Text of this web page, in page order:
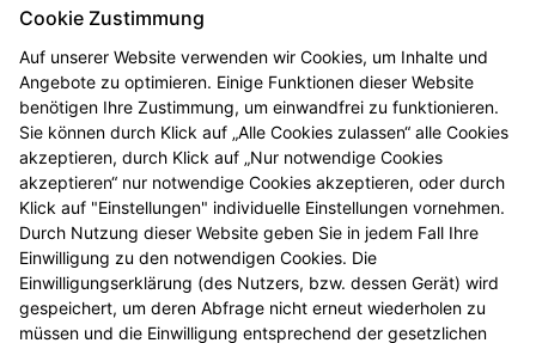
Bin ich als gesetzlich Versicherte:r
verpflichtet, die ePA zu nutzen?
Wie widerspreche ich der ePA („Opt-
out“)?
Werden meine Gesundheitsdaten zu
Forschungszwecken genutzt?
Kann ich die ePA nutzen, ohne meine
Daten zu Forschungszwecken
Cookie Zustimmung
Auf unserer Website verwenden wir Cookies, um Inhalte und
Angebote zu optimieren. Einige Funktionen dieser Website
benötigen Ihre Zustimmung, um einwandfrei zu funktionieren.
Sie können durch Klick auf „Alle Cookies zulassen“ alle Cookies
akzeptieren, durch Klick auf „Nur notwendige Cookies
akzeptieren“ nur notwendige Cookies akzeptieren, oder durch
Klick auf "Einstellungen" individuelle Einstellungen vornehmen.
Durch Nutzung dieser Website geben Sie in jedem Fall Ihre
Einwilligung zu den notwendigen Cookies. Die
Einwilligungserklärung (des Nutzers, bzw. dessen Gerät) wird
gespeichert, um deren Abfrage nicht erneut wiederholen zu
müssen und die Einwilligung entsprechend der gesetzlichen